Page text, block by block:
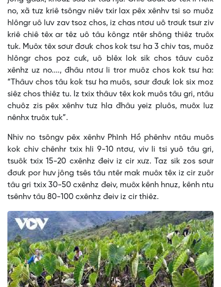
no, xã tưz kriê tsôngv niêv txir lax pêx xênhv tsi so muôz
hlôngr uô lưv zav tsoz chos, iz chas ntơư uô trơưk tsưr ziv
kriê chiê têx ar têz uô tâu kôngz ntêr shông thiêz truôx
tuk. Muôx têx sơưr đơưk chos kok tsư ha 3 chiv tas, muôz
hlôngr chos poz cưk, uô blêx lok sik chos tâuv cuôz
xênhz uz no...., đhâu ntơư li tror muôz chos kok tsư ha:
“Thâuv chos tâu kok tsư ha muôs, sơưr đơưk lok six moz
siêz chos thiêz tu. Iz txix thâuv têx kok muôs tâu gri, ntâu
chuôz zis pêx xênhv tưz hla đhâu yeiz pluôs, muôx luz
nênhx truôx tuk”.
Nhiv no tsôngv pêx xênhv Phình Hồ phênhv ntâu muôs
kok chiv chênhr txix hli 9-10 ntơư, viv li tsi yuô tâu gri,
tsuôk txix 15-20 cxênhz đeiv iz cir xưz. Taz sik zos sơưr
đơưk por hưv jông tsês tâu ntêr mak muôx têx iz cir zuôr
tâu gri txix 30-50 cxênhz đeiv, muôx kênh hnuz, kênh ntu
tsênhv tâu 80-100 cxênhz đeiv iz cir thiêz.